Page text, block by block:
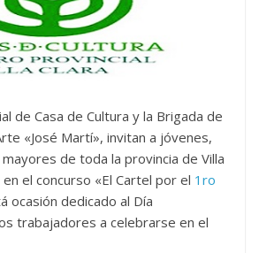
de Casa de Cultura y la Brigada de
«José Martí», invitan a jóvenes,
de toda la provincia de Villa
el concurso «El Cartel por el 1ro
ocasión dedicado al Día
trabajadores a celebrarse en el